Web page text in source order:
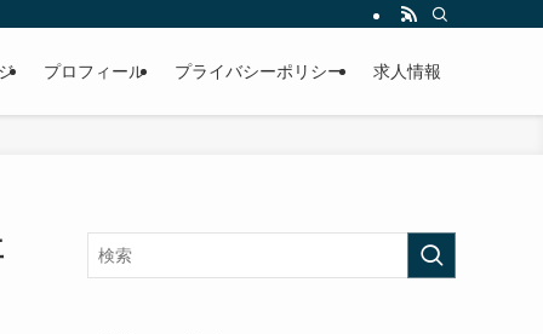
プロフィール プライバシーポリシー 求人情報